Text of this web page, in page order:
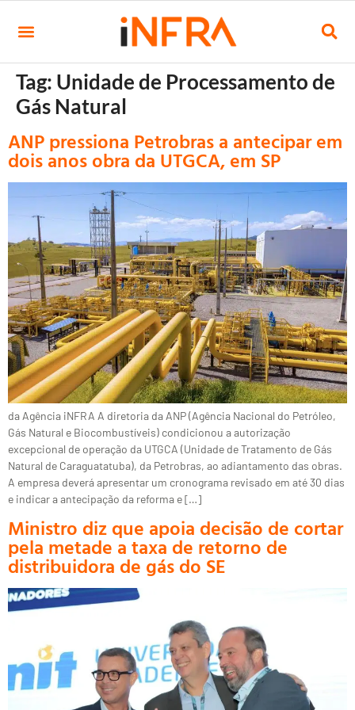
Tag: Unidade de Processamento de
Gás Natural
ANP pressiona Petrobras a antecipar em
dois anos obra da UTGCA, em SP
da Agência iNFRA A diretoria da ANP (Agência Nacional do Petróleo,
Gás Natural e Biocombustíveis) condicionou a autorização
excepcional de operação da UTGCA (Unidade de Tratamento de Gás
Natural de Caraguatatuba), da Petrobras, ao adiantamento das obras.
A empresa deverá apresentar um cronograma revisado em até 30 dias
e indicar a antecipação da reforma e […]
Ministro diz que apoia decisão de cortar
pela metade a taxa de retorno de
distribuidora de gás do SE